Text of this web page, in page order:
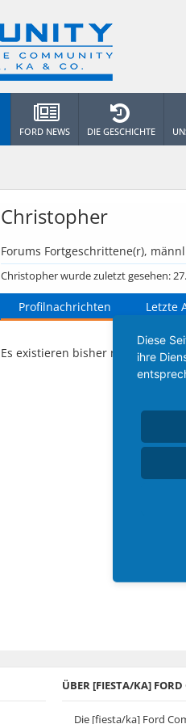
Christopher
Forums Fortgeschrittene(r),
Christopher wurde zuletzt gesehen:
Profilnachrichten Letzte
Es existieren bisher noch keine
FORD NEWS DIE GESCHICHTE
ÜBER [FIESTA/KA]
Die [fiesta/ka] Ford
Diese
ihre